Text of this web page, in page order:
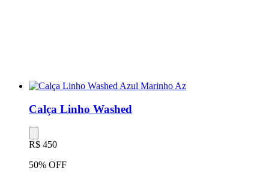
Calça Linho Washed
R$ 450
50% OFF